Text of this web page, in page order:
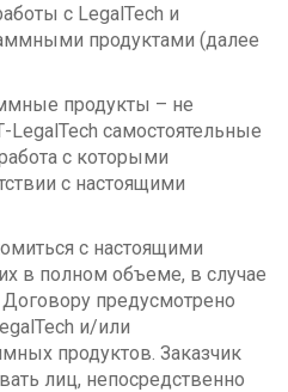
с LegalTech и
продуктами (далее
продукты – не
самостоятельные
с которыми
с настоящими
с настоящими
в полном объеме, в случае
предусмотрено
и/или
продуктов. Заказчик
лиц, непосредственно